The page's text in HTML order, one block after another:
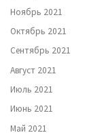
Ноябрь 2021
Октябрь 2021
Сентябрь 2021
Август 2021
Июль 2021
Июнь 2021
Май 2021